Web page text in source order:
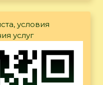
условия
услуг